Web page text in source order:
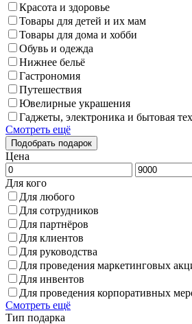
Красота и здоровье
Товары для детей и их мам
Товары для дома и хобби
Обувь и одежда
Нижнее бельё
Гастрономия
Путешествия
Ювелирные украшения
Гаджеты, электроника и бытовая
Смотреть ещё
Цена
Для кого
Для любого
Для сотрудников
Для партнёров
Для клиентов
Для руководства
Для проведения маркетинговых
Для инвентов
Для проведения корпоративных
Смотреть ещё
Тип подарка